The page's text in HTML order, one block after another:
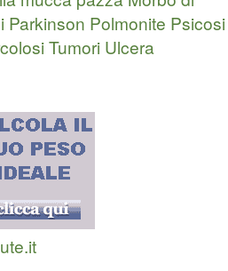
Parkinson Polmonite Psicosi
Tumori Ulcera